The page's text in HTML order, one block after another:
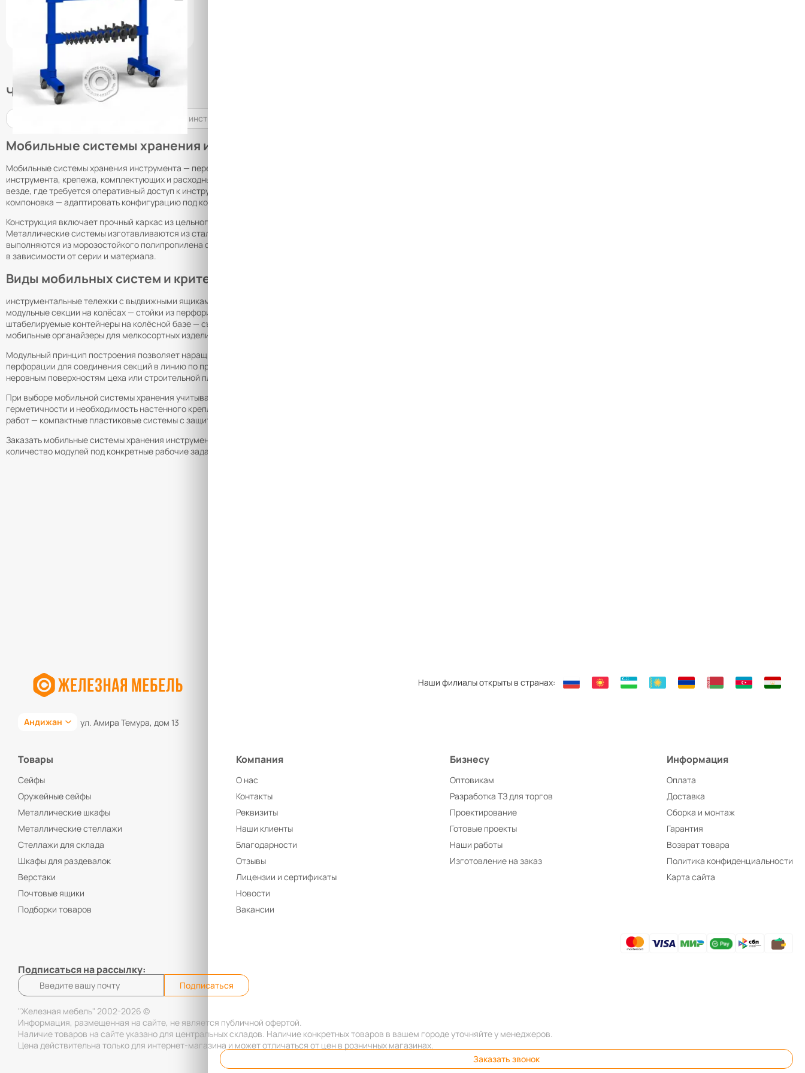
Заказать звонок
УТОЧНИТЬ НАЛИЧИЕ / ЦЕНУ
Часто ищут
Стеллажи для инструмента
Мобильные системы хранения инструмента
Мобильные системы хранения инструмента — передвижные модульные конструкции на колёсах, предназначенные для организации, транспортировки и защиты ручного и электрического
инструмента, крепежа, комплектующих и расходных материалов. Оборудование применяется в мастерских, автосервисах, на строительных площадках, производственных участках и складах —
везде, где требуется оперативный доступ к инструменту непосредственно в рабочей зоне. Колёсная база позволяет перемещать загруженную систему без дополнительных усилий, а модульная
компоновка — адаптировать конфигурацию под конкретные задачи.
Конструкция включает прочный каркас из цельногнутого стального профиля или ударопрочного пластика, комплект поворотных колёс с тормозом и эргономичные ручки для перемещения.
Металлические системы изготавливаются из стали толщиной от 1,5 мм с порошковым покрытием, обеспечивающим защиту от коррозии и механических повреждений. Пластиковые модели
выполняются из морозостойкого полипропилена с классом защиты до IP65, что исключает попадание воды и пыли внутрь контейнера. Допустимая нагрузка на секцию составляет от 80 до 400 кг
в зависимости от серии и материала.
Виды мобильных систем и критерии выбора
инструментальные тележки с выдвижными ящиками и полками — обеспечивают систематизированное хранение и быстрый доступ к каждому инструменту;
модульные секции на колёсах — стойки из перфорированного профиля комплектуются ящиками, панелями, ригелями и шкафами, образуя мобильное рабочее место;
штабелируемые контейнеры на колёсной базе — съёмная телескопическая ручка и система зажимов позволяют отделять верхние модули и использовать их автономно;
мобильные органайзеры для мелкосортных изделий — кассетницы и лотки с разделителями для метизов, свёрл, электронных компонентов и расходников.
Модульный принцип построения позволяет наращивать систему дополнительными секциями, менять внутреннее наполнение и комбинировать элементы разных серий. Стойки имеют двойной ряд
перфорации для соединения секций в линию по принципу «основная + дополнительная» с экономией одной стойки. Колёса диаметром от 125 мм и более обеспечивают плавное перемещение по
неровным поверхностям цеха или строительной площадки.
При выборе мобильной системы хранения учитываются объём и вес размещаемого инструмента, условия эксплуатации — отапливаемое помещение или открытая площадка, — требования к
герметичности и необходимость настенного крепления в стационарном режиме. Для профессионального использования рекомендуются усиленные металлические конструкции, для выездных
работ — компактные пластиковые системы с защитой от влаги и ударов.
Заказать мобильные системы хранения инструмента с доставкой в Андижане можете в нашем интернет-магазине или по телефону. Специалисты помогут подобрать серию, комплектацию и
количество модулей под конкретные рабочие задачи.
Наши филиалы открыты в странах:
Андижан ул. Амира Темура, дом 13
Товары
Сейфы
Оружейные сейфы
Металлические шкафы
Металлические стеллажи
Стеллажи для склада
Шкафы для раздевалок
Верстаки
Почтовые ящики
Подборки товаров
Компания
О нас
Контакты
Реквизиты
Наши клиенты
Благодарности
Отзывы
Лицензии и сертификаты
Новости
Вакансии
Бизнесу
Оптовикам
Разработка ТЗ для торгов
Проектирование
Готовые проекты
Наши работы
Изготовление на заказ
Информация
Оплата
Доставка
Сборка и монтаж
Гарантия
Возврат товара
Политика конфиденциальности
Карта сайта
Подписаться на рассылку:
Подписаться
"Железная мебель" 2002-2026 ©
Информация, размещенная на сайте, не является публичной офертой.
Наличие товаров на сайте указано для центральных складов. Наличие конкретных товаров в вашем городе уточняйте у менеджеров.
Цена действительна только для интернет-магазина и может отличаться от цен в розничных магазинах.